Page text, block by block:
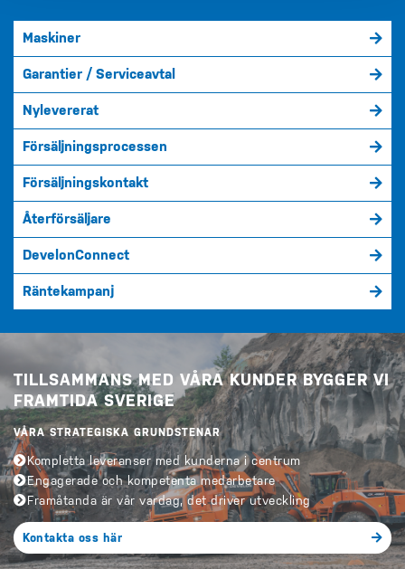
Maskiner
Garantier / Serviceavtal
Nylevererat
Försäljningsprocessen
Försäljningskontakt
Återförsäljare
DevelonConnect
Räntekampanj
TILLSAMMANS MED VÅRA KUNDER BYGGER VI
FRAMTIDA SVERIGE
VÅRA STRATEGISKA GRUNDSTENAR
Kompletta leveranser med kunderna i centrum
Engagerade och kompetenta medarbetare
Framåtanda är vår vardag, det driver utveckling
Kontakta oss här